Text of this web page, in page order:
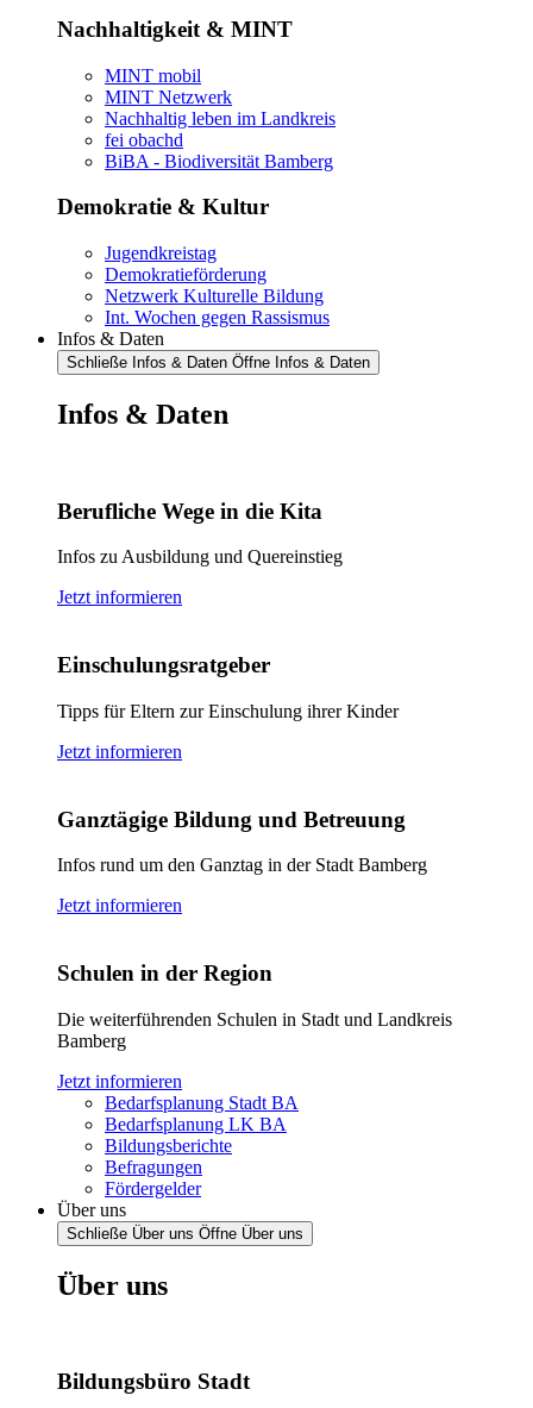
Nachhaltigkeit & MINT
MINT mobil
MINT Netzwerk
Nachhaltig leben im Landkreis
fei obachd
BiBA - Biodiversität Bamberg
Demokratie & Kultur
Jugendkreistag
Demokratieförderung
Netzwerk Kulturelle Bildung
Int. Wochen gegen Rassismus
Infos & Daten
Schließe Infos & Daten Öffne Infos & Daten
Infos & Daten
Berufliche Wege in die Kita
Infos zu Ausbildung und Quereinstieg
Jetzt informieren
Einschulungsratgeber
Tipps für Eltern zur Einschulung ihrer Kinder
Jetzt informieren
Ganztägige Bildung und Betreuung
Infos rund um den Ganztag in der Stadt Bamberg
Jetzt informieren
Schulen in der Region
Die weiterführenden Schulen in Stadt und Landkreis
Bamberg
Jetzt informieren
Bedarfsplanung Stadt BA
Bedarfsplanung LK BA
Bildungsberichte
Befragungen
Fördergelder
Über uns
Schließe Über uns Öffne Über uns
Über uns
Bildungsbüro Stadt